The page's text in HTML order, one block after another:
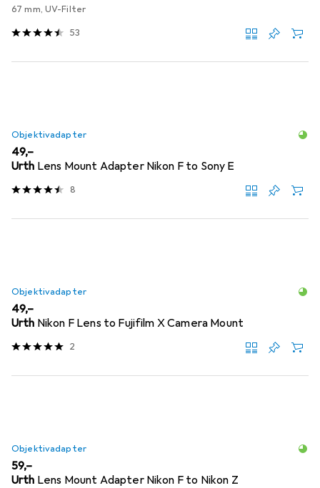
67 mm, UV-Filter
53
Objektivadapter
EUR
49,–
Urth Lens Mount Adapter Nikon F to Sony E
8
Objektivadapter
EUR
49,–
Urth Nikon F Lens to Fujifilm X Camera Mount
2
Objektivadapter
EUR
59,–
Urth Lens Mount Adapter Nikon F to Nikon Z